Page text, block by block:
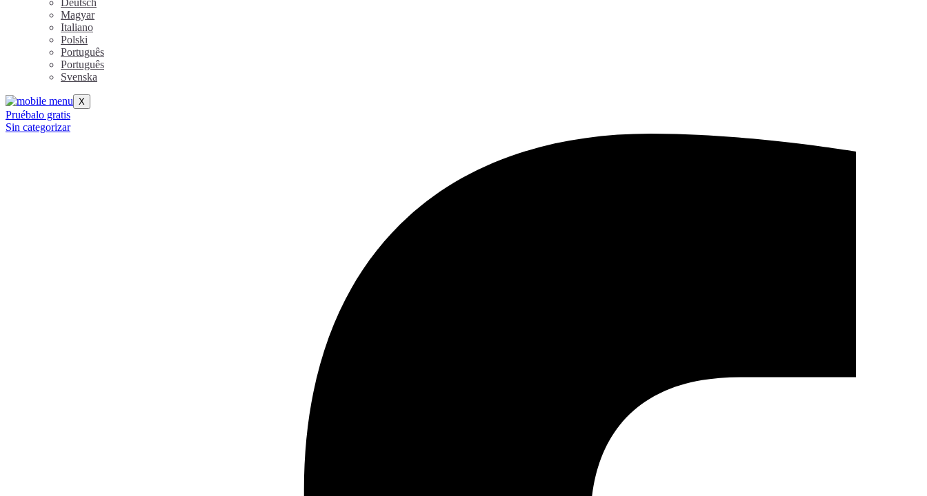
Magyar
Italiano
Polski
Português
Português
Svenska
X
Pruébalo gratis
Sin categorizar